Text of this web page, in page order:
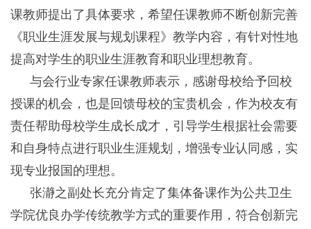
课教师提出了具体要求，希望任课教师不断创新完善
《职业生涯发展与规划课程》教学内容，有针对性地
提高对学生的职业生涯教育和职业理想教育。
与会行业专家任课教师表示，感谢母校给予回校
授课的机会，也是回馈母校的宝贵机会，作为校友有
责任帮助母校学生成长成才，引导学生根据社会需要
和自身特点进行职业生涯规划，增强专业认同感，实
现专业报国的理想。
张瀞之副处长充分肯定了集体备课作为公共卫生
学院优良办学传统教学方式的重要作用，符合创新完